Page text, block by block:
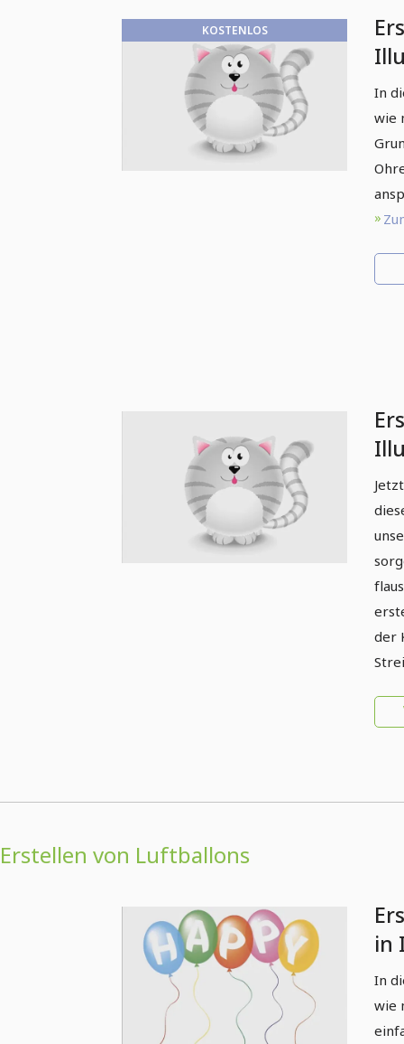
KOSTENLOS
In
wie
der
Erstellen von Luftballons
in
In
wie